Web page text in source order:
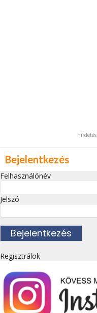
hirdetés
Bejelentkezés
Felhasználónév
Jelszó
Regisztrálok